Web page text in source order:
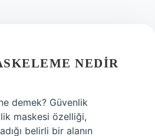
NEDIR
demek? Güvenlik
maskesi özelliği,
belirli bir alanın